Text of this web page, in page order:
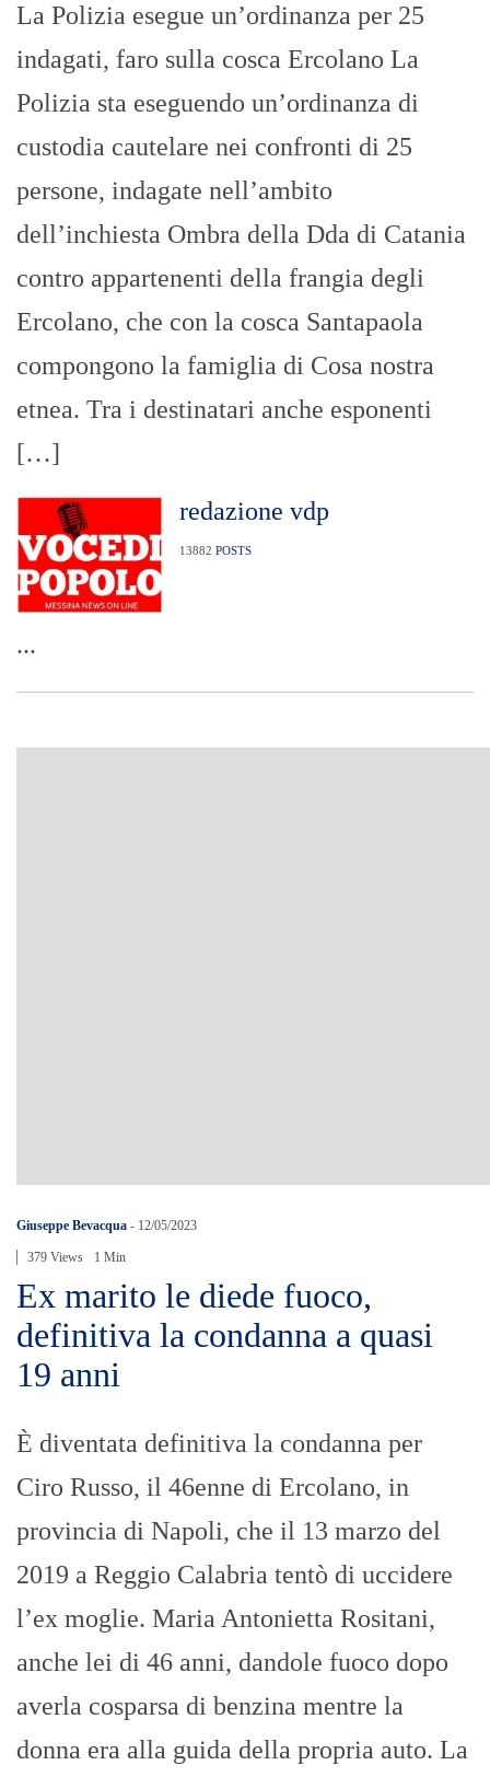
La Polizia esegue un’ordinanza per 25
indagati, faro sulla cosca Ercolano La
Polizia sta eseguendo un’ordinanza di
custodia cautelare nei confronti di 25
persone, indagate nell’ambito
dell’inchiesta Ombra della Dda di Catania
contro appartenenti della frangia degli
Ercolano, che con la cosca Santapaola
compongono la famiglia di Cosa nostra
etnea. Tra i destinatari anche esponenti
[…]
redazione vdp
13882 POSTS
...
Giuseppe Bevacqua - 12/05/2023
379 Views 1 Min
Ex marito le diede fuoco,
definitiva la condanna a quasi
19 anni
È diventata definitiva la condanna per
Ciro Russo, il 46enne di Ercolano, in
provincia di Napoli, che il 13 marzo del
2019 a Reggio Calabria tentò di uccidere
l’ex moglie. Maria Antonietta Rositani,
anche lei di 46 anni, dandole fuoco dopo
averla cosparsa di benzina mentre la
donna era alla guida della propria auto. La